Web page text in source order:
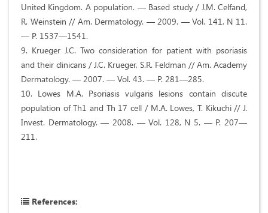
United Kingdom. A population. — Based study / J.M. Celfand,
R. Weinstein // Am. Dermatology. — 2009. — Vol. 141, N 11.
— P. 1537—1541.
9. Krueger J.C. Two consideration for patient with psoriasis
and their clinicans / J.C. Krueger, S.R. Feldman // Am. Academy
Dermatology. — 2007. — Vol. 43. — P. 281—285.
10. Lowes M.A. Psoriasis vulgaris lesions contain discute
population of Th1 and Th 17 cell / M.A. Lowes, T. Kikuchi // J.
Invest. Dermatology. — 2008. — Vol. 128, N 5. — P. 207—
211.
References: